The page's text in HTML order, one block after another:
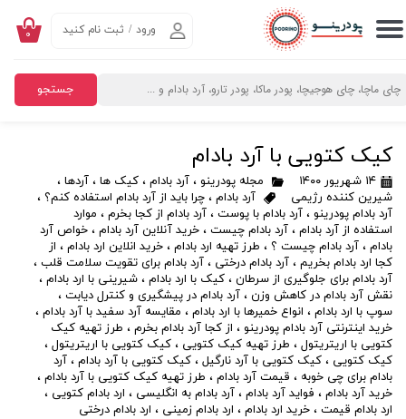
جستجو
ورود / ثبت نام کنید
حساب کاربری من
تغییر گذر واژه
خروج از حساب کاربری
۰
کیک کتویی با آرد بادام
۱۴ شهریور ۱۴۰۰ مجله پودرینو ، آرد بادام ، کیک ها ، آردها ،
شیرین کننده رژیمی
آرد بادام ، چرا باید از آرد بادام استفاده کنم؟ ،
آرد بادام پودرینو ، آرد بادام با پوست ، آرد بادام از کجا بخرم ، موارد
استفاده از آرد بادام ، آرد بادام چیست ، خرید آنلاین آرد بادام ، خواص آرد
بادام ، آرد بادام چیست ؟ ، طرز تهیه ارد بادام ، خرید انلاین ارد بادام ، از
کجا ارد بادام بخریم ، آرد بادام درختی ، آرد بادام برای تقویت سلامت قلب ،
آرد بادام برای جلوگیری از سرطان ، کیک با ارد بادام ، شیرینی با ارد بادام ،
نقش آرد بادام در کاهش وزن ، آرد بادام در پیشگیری و کنترل دیابت ،
سوپ با ارد بادام ، انواع خمیرها با ارد بادام ، مقایسه آرد سفید با آرد بادام ،
خرید اینترنتی آرد بادام پودرینو ، از کجا آرد بادام بخرم ، طرز تهیه کیک
کتویی با اریتریتول ، طرز تهیه کیک کتویی ، کیک کتویی با اریتریتول ،
کیک کتویی ، کیک کتویی با آرد نارگیل ، کیک کتویی با آرد بادام ، آرد
بادام برای چی خوبه ، قیمت آرد بادام ، طرز تهیه کیک کتویی با آرد بادام ،
خرید آرد بادام ، فواید آرد بادام ، آرد بادام به انگلیسی ، ارد بادام کتویی ،
ارد بادام قیمت ، خرید ارد بادام ، ارد بادام زمینی ، ارد بادام درختی